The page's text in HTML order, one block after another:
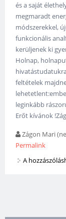
és a saját
megmaradt
módszerekkel,
funkcionális
kerüljenek ki
Holnap,
feltételek
leginkább
Erőt kívánok
Zágon Mari
Permalink
A